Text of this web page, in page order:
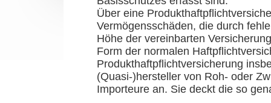
Über eine
Vermögensschäden, die durch
Höhe der vereinbarten
Form der normalen
Produkthaftpflichtversicherung
(Quasi-)hersteller von Roh- oder
Importeure an. Sie deckt die so